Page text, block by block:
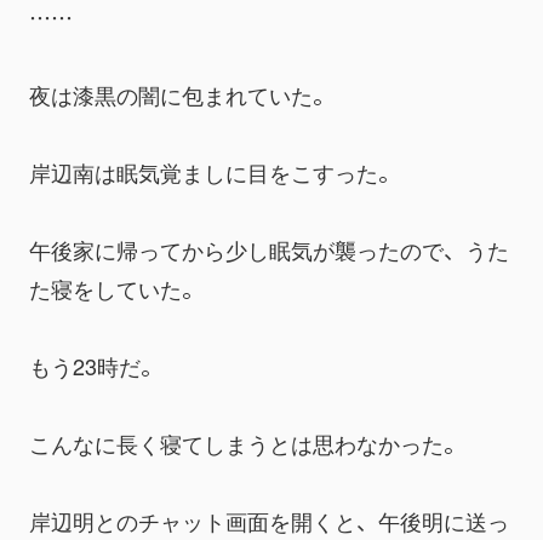
……
夜は漆黒の闇に包まれていた。
岸辺南は眠気覚ましに目をこすった。
午後家に帰ってから少し眠気が襲ったので、うた
た寝をしていた。
もう23時だ。
こんなに長く寝てしまうとは思わなかった。
岸辺明とのチャット画面を開くと、午後明に送っ